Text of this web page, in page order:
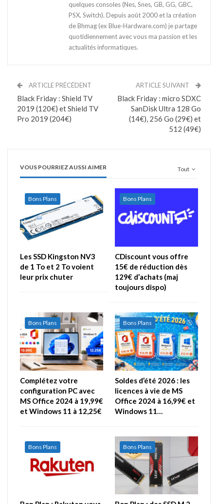
quelques consoles (Nes, Snes, GB, GG, GBC,
PSX, Switch). Depuis août 2000 et la création
de Bhmag (ex Blue-Hardware.com) je partage
quotidiennement avec vous ma passion et les
actualités informatiques.
ARTICLE PRÉCÉDENT
Black Friday : Shield TV
2019 (120€) et Shield TV
Pro 2019 (204€)
ARTICLE SUIVANT
Black Friday : micro SDXC
SanDisk Ultra 128 Go
(14€), 256 Go (29€) et
512 (49€)
Tout
VOUS POURRIEZ AUSSI AIMER
Bons Plans
Les SSD Kingston NV3
de 1 To et 2 To voient
leur prix chuter
Bons Plans
CDiscount vous offre
15€ de réduction dès
129€ d’achats (maj
toujours dispo)
Bons Plans
Complétez votre
configuration PC avec
MS Office 2024 à 19,99€
et Windows 11 à 12,25€
Bons Plans
Soldes d’été 2026 : les
licences à vie de MS
Office 2024 à 16,99€ et
Windows 11…
Bons Plans Bons Plans